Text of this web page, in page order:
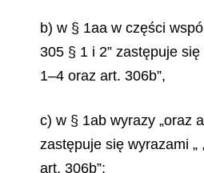
b) w § 1aa w części
305 § 1 i 2” zastępuje
1–4 oraz art. 306b”,
c) w § 1ab wyrazy „oraz
zastępuje się wyrazami
art. 306b”;